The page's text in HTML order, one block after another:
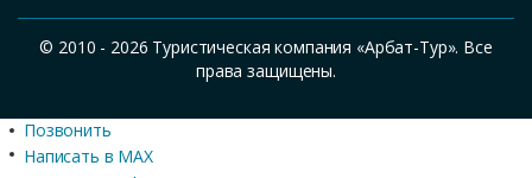
© 2010 - 2026 Туристическая компания «Арбат-Тур». Все
права защищены.
Позвонить
Написать в MAX